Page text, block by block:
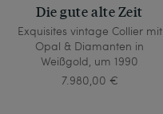
Die gute alte Zeit
Exquisites vintage Collier mit
Opal & Diamanten in
Weißgold, um 1990
7.980,00 €